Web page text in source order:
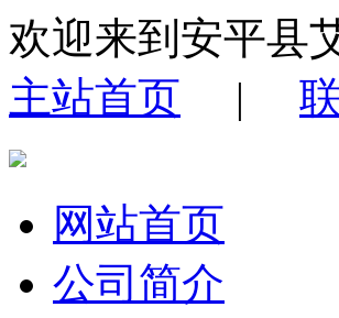
欢迎来到安平县
主站首页 |
网站首页
公司简介